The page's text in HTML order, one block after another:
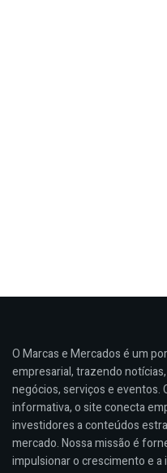
O Marcas e Mercados é um
empresarial, trazendo
negócios, serviços e eventos.
informativa, o site conecta
investidores a conteúdos
mercado. Nossa missão é
impulsionar o crescimento e